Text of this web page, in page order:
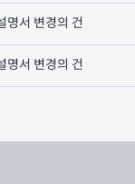
명서 변경의 건
명서 변경의 건